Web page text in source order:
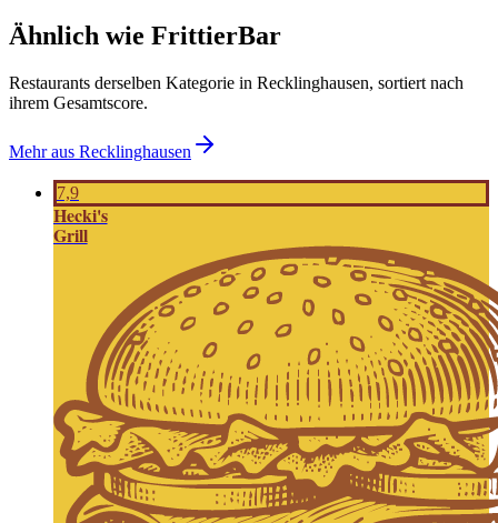
Ähnlich wie FrittierBar
Restaurants derselben Kategorie in Recklinghausen, sortiert nach
ihrem Gesamtscore.
Mehr aus Recklinghausen
7,9
Hecki's
Grill